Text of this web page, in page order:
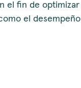
el fin de optimizar
el desempeño